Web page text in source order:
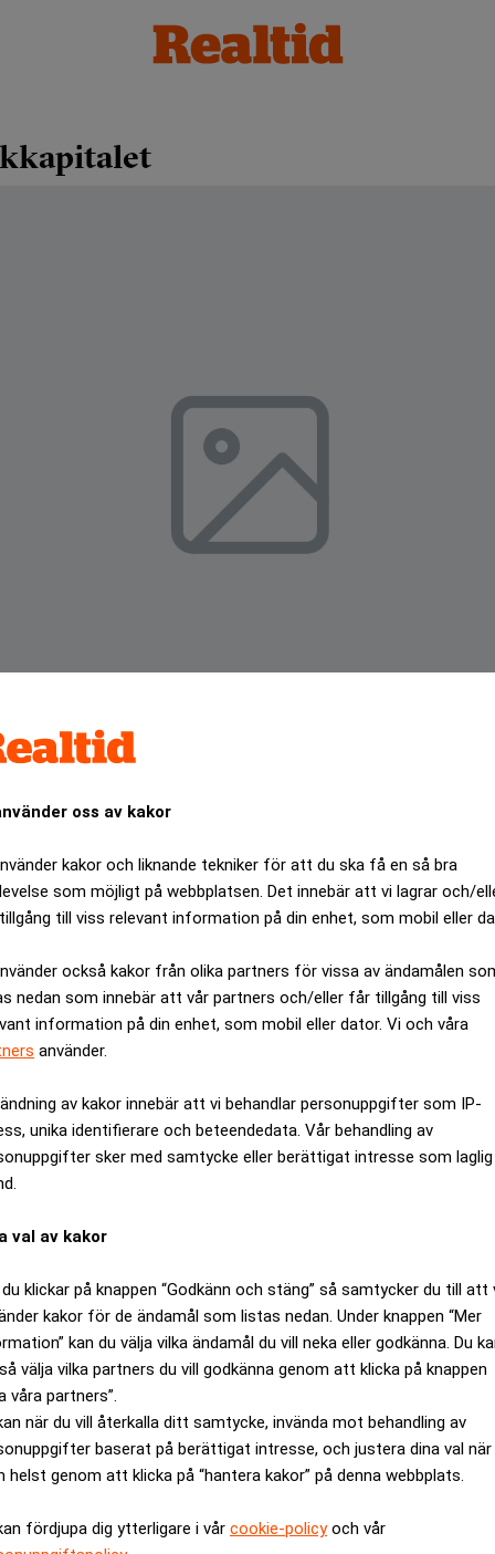
oss av kakor
kakor och liknande tekniker för att du ska få en så bra
som möjligt på webbplatsen. Det innebär att vi lagrar och/
till viss relevant information på din enhet, som mobil eller
också kakor från olika partners för vissa av ändamålen
nedan som innebär att vår partners och/eller får tillgång till viss
information på din enhet, som mobil eller dator. Vi och våra
använder.
av kakor innebär att vi behandlar personuppgifter som IP-
unika identifierare och beteendedata. Vår behandling av
sker med samtycke eller berättigat intresse som laglig
val av kakor
klickar på knappen “Godkänn och stäng” så samtycker du till att
kakor för de ändamål som listas nedan. Under knappen “Mer
kan du välja vilka ändamål du vill neka eller godkänna. Du
välja vilka partners du vill godkänna genom att klicka på knappen
våra partners”.
när du vill återkalla ditt samtycke, invända mot behandling av
baserat på berättigat intresse, och justera dina val när
helst genom att klicka på “hantera kakor” på denna webbplats.
fördjupa dig ytterligare i vår cookie-policyoch vår
nådde 33,5 miljarder euro, cirka 315 miljarder
året ut kommer förra årets rekord på 81 miljarder euro,
till ett värde av 55 miljarder euro, cirka 517 miljarder kronor,
kronor. Detta rapporterar undersökningsföretaget
Candover.
uppköpet av den spanska resebyrån Amadeus för 4,3
av Wallenbergsstyrda EQT för 3,8 miljarder euro, cirka
buy-out fond på ett värde av 6 miljarder euro.